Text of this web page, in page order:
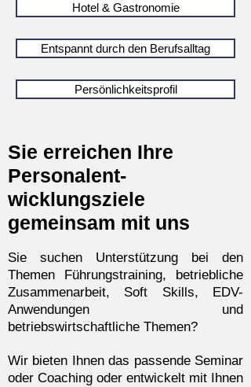
Hotel & Gastronomie
Entspannt durch den Berufsalltag
Persönlichkeitsprofil
Sie erreichen Ihre
Personalent-
wicklungsziele
gemeinsam mit uns
Sie suchen Unterstützung bei den
Themen Führungstraining, betriebliche
Zusammenarbeit, Soft Skills, EDV-
Anwendungen und
betriebswirtschaftliche Themen?
Wir bieten Ihnen das passende Seminar
oder Coaching oder entwickelt mit Ihnen